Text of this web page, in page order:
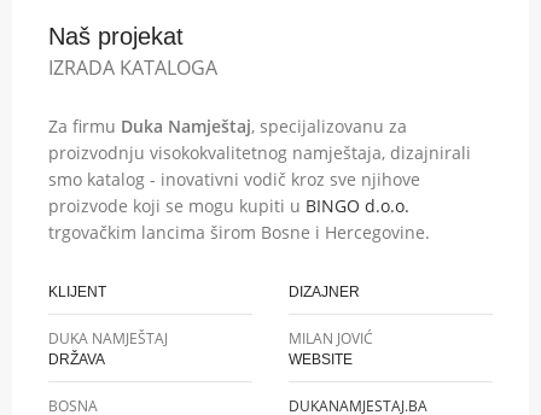
Naš projekat
IZRADA KATALOGA
Za firmu Duka Namještaj, specijalizovanu za
proizvodnju visokokvalitetnog namještaja, dizajnirali
smo katalog - inovativni vodič kroz sve njihove
proizvode koji se mogu kupiti u BINGO d.o.o.
trgovačkim lancima širom Bosne i Hercegovine.
KLIJENT
DUKA NAMJEŠTAJ
DIZAJNER
MILAN JOVIĆ
DRŽAVA
BOSNA
WEBSITE
DUKANAMJESTAJ.BA